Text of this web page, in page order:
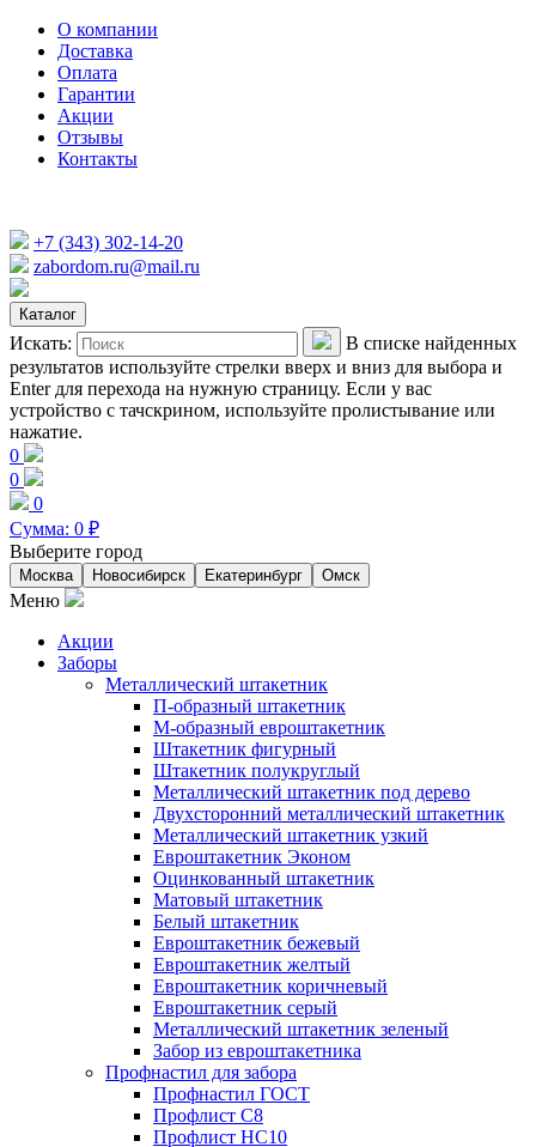
О компании
Доставка
Оплата
Гарантии
Акции
Отзывы
Контакты
+7 (343) 302-14-20
zabordom.ru@mail.ru
Каталог
Искать:
В списке найденных
результатов используйте стрелки вверх и вниз для выбора и
Enter для перехода на нужную страницу. Если у вас
устройство с тачскрином, используйте пролистывание или
нажатие.
0
0
0
Сумма: 0 ₽
Выберите город
Москва Новосибирск Екатеринбург Омск
Меню
Акции
Заборы
Металлический штакетник
П-образный штакетник
М-образный евроштакетник
Штакетник фигурный
Штакетник полукруглый
Металлический штакетник под дерево
Двухсторонний металлический штакетник
Металлический штакетник узкий
Евроштакетник Эконом
Оцинкованный штакетник
Матовый штакетник
Белый штакетник
Евроштакетник бежевый
Евроштакетник желтый
Евроштакетник коричневый
Евроштакетник серый
Металлический штакетник зеленый
Забор из евроштакетника
Профнастил для забора
Профнастил ГОСТ
Профлист С8
Профлист НС10